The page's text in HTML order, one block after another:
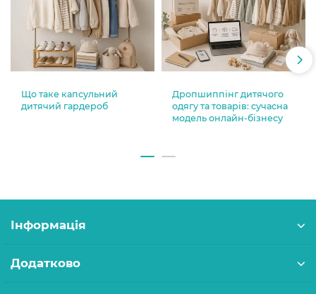
Що таке капсульний
дитячий гардероб
Дропшиппінг дитячого
одягу та товарів: сучасна
модель онлайн-бізнесу
Інформація
Додатково